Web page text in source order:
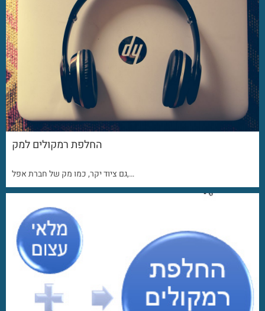
החלפת רמקולים למק
גם ציוד יקר, כמו מק של חברת אפל,…